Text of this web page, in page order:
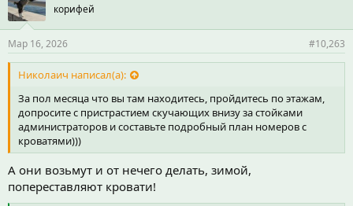
корифей
Мар 16, 2026 #10,263
Николаич написал(а):
За пол месяца что вы там находитесь, пройдитесь по этажам,
допросите с пристрастием скучающих внизу за стойками
администраторов и составьте подробный план номеров с
кроватями)))
А они возьмут и от нечего делать, зимой,
попереставляют кровати!